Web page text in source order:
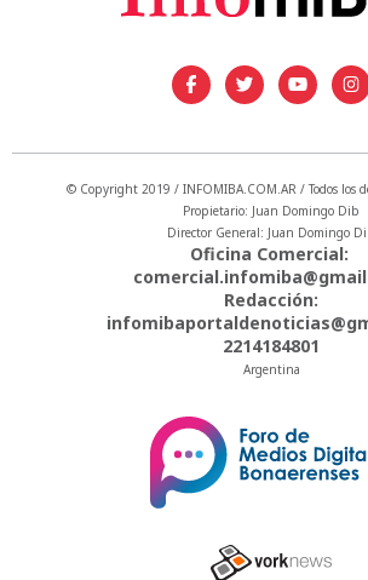
© Copyright 2019 / INFOMIBA.COM.AR / Todos los
Propietario: Juan Domingo Dib
Director General: Juan Domingo
Oficina Comercial:
Redacción:
2214184801
Argentina